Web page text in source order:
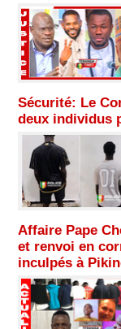
Sécurité: Le
deux individus
Affaire Pape
et renvoi en
inculpés à